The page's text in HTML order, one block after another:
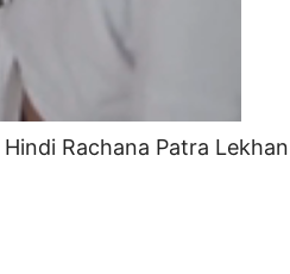
Hindi Rachana Patra Lekhan